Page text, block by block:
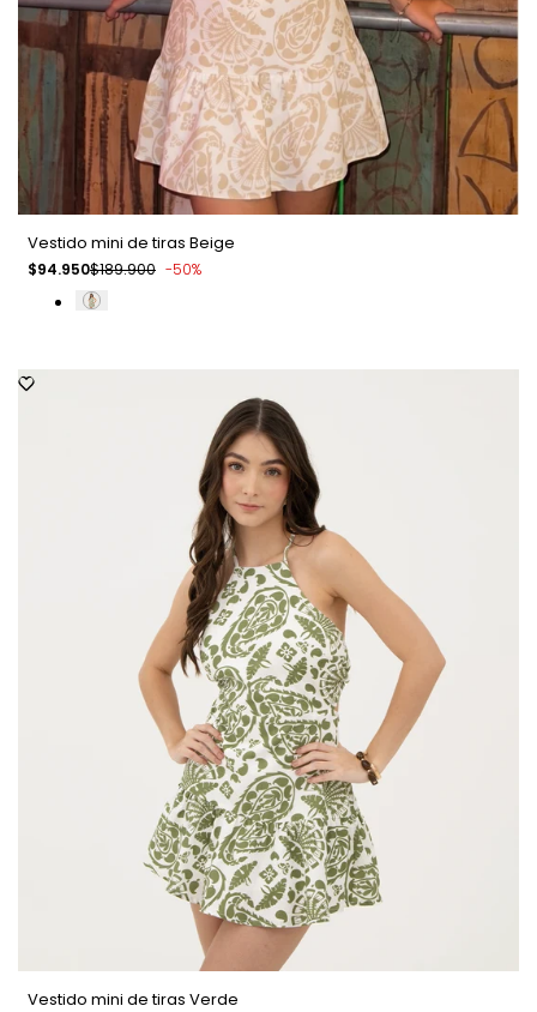
Vestido mini de tiras Beige
Precio
$189.900
Precio
venta
$94.950 -50%
Vestido mini de tiras Verde